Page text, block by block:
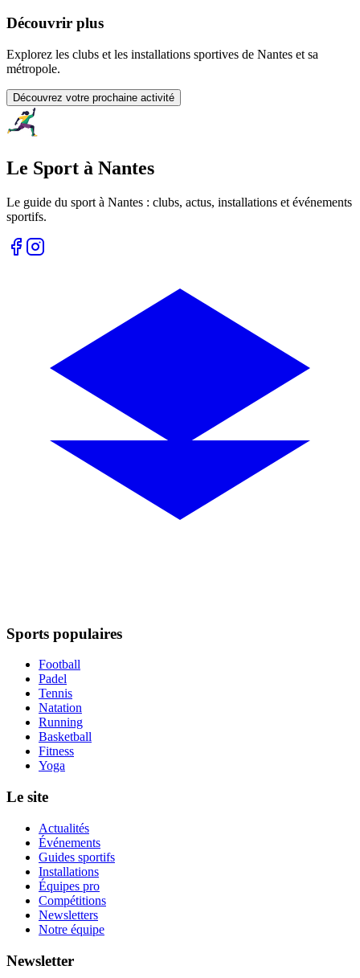
Découvrir plus
Explorez les clubs et les installations sportives de Nantes et sa
métropole.
Découvrez votre prochaine activité
Le Sport à Nantes
Le guide du sport à Nantes : clubs, actus, installations et événements
sportifs.
Sports populaires
Football
Padel
Tennis
Natation
Running
Basketball
Fitness
Yoga
Le site
Actualités
Événements
Guides sportifs
Installations
Équipes pro
Compétitions
Newsletters
Notre équipe
Newsletter